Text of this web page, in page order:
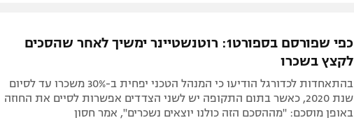
כפי שפורסם בספורט1: רוטנשטיינר ימשיך לאחר שהסכים
לקצץ בשכרו​
בהתאחדות לכדורגל הודיעו כי המנהל הטכני יפחית ב-30% משכרו עד לסיום
שנת 2020, כאשר בתום התקופה יש לשני הצדדים אפשרות לסיים את החוזה
באופן מוסכם: "מההסכם הזה כולנו יוצאים נשכרים", אמר חסון